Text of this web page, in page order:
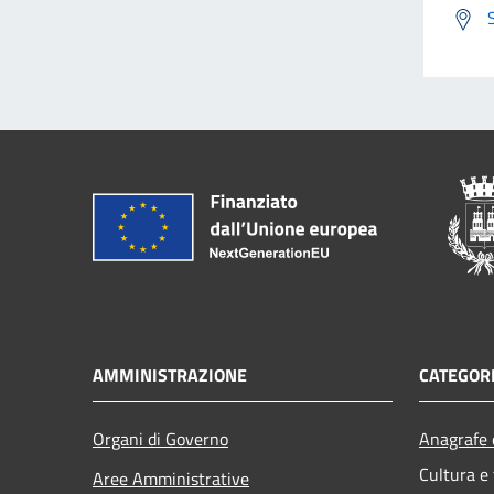
AMMINISTRAZIONE
Organi di Governo
Aree Amministrative
Cultura